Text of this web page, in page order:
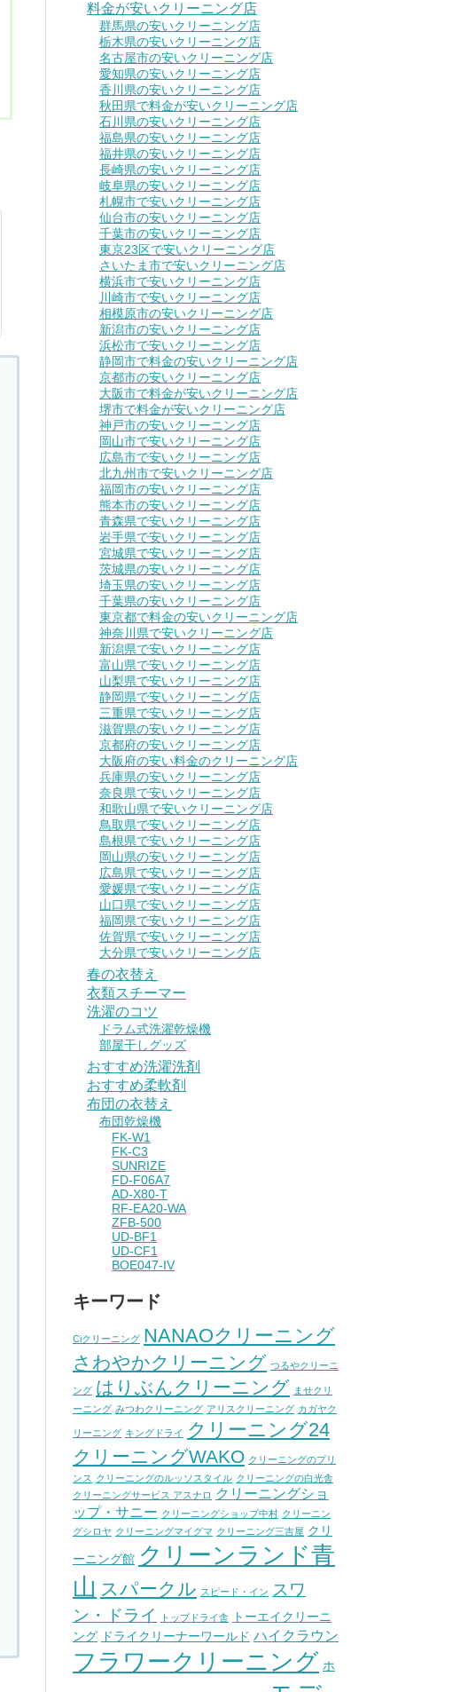
料金が安いクリーニング店
群馬県の安いクリーニング店
栃木県の安いクリーニング店
名古屋市の安いクリーニング店
愛知県の安いクリーニング店
香川県の安いクリーニング店
秋田県で料金が安いクリーニング店
石川県の安いクリーニング店
福島県の安いクリーニング店
福井県の安いクリーニング店
長崎県の安いクリーニング店
岐阜県の安いクリーニング店
札幌市で安いクリーニング店
仙台市の安いクリーニング店
千葉市の安いクリーニング店
東京23区で安いクリーニング店
さいたま市で安いクリーニング店
横浜市で安いクリーニング店
川崎市で安いクリーニング店
相模原市の安いクリーニング店
新潟市の安いクリーニング店
浜松市で安いクリーニング店
静岡市で料金の安いクリーニング店
京都市の安いクリーニング店
大阪市で料金が安いクリーニング店
堺市で料金が安いクリーニング店
神戸市の安いクリーニング店
岡山市で安いクリーニング店
広島市で安いクリーニング店
北九州市で安いクリーニング店
福岡市の安いクリーニング店
熊本市の安いクリーニング店
青森県で安いクリーニング店
岩手県で安いクリーニング店
宮城県で安いクリーニング店
茨城県の安いクリーニング店
埼玉県の安いクリーニング店
千葉県の安いクリーニング店
東京都で料金の安いクリーニング店
神奈川県で安いクリーニング店
新潟県で安いクリーニング店
富山県で安いクリーニング店
山梨県で安いクリーニング店
静岡県で安いクリーニング店
三重県で安いクリーニング店
滋賀県の安いクリーニング店
京都府の安いクリーニング店
大阪府の安い料金のクリーニング店
兵庫県の安いクリーニング店
奈良県で安いクリーニング店
和歌山県で安いクリーニング店
鳥取県で安いクリーニング店
島根県で安いクリーニング店
岡山県の安いクリーニング店
広島県で安いクリーニング店
愛媛県で安いクリーニング店
山口県で安いクリーニング店
福岡県で安いクリーニング店
佐賀県で安いクリーニング店
大分県で安いクリーニング店
春の衣替え
衣類スチーマー
洗濯のコツ
ドラム式洗濯乾燥機
部屋干しグッズ
おすすめ洗濯洗剤
おすすめ柔軟剤
布団の衣替え
布団乾燥機
FK-W1
FK-C3
SUNRIZE
FD-F06A7
AD-X80-T
RF-EA20-WA
ZFB-500
UD-BF1
UD-CF1
BOE047-IV
キーワード
Ciクリーニング NANAOクリーニング
さわやかクリーニング つるやクリーニ
ング はりぶんクリーニング ませクリ
ーニング みつわクリーニング アリスクリーニング カガヤク
リーニング キングドライ クリーニング24
クリーニングWAKO クリーニングのプリ
ンス クリーニングのルッソスタイル クリーニングの白光舎
クリーニングサービス アスナロ
クリーニングショ
ップ・サニー クリーニングショップ中村 クリーニン
グシロヤ クリーニングマイグマ クリーニング三吉屋 クリ
ーニング館 クリーンランド青
山 スパークル スピード・イン スワ
ン・ドライ
トップドライ舎
トーエイクリーニ
ング ドライクリーナーワールド ハイクラウン
フラワークリーニング ホ